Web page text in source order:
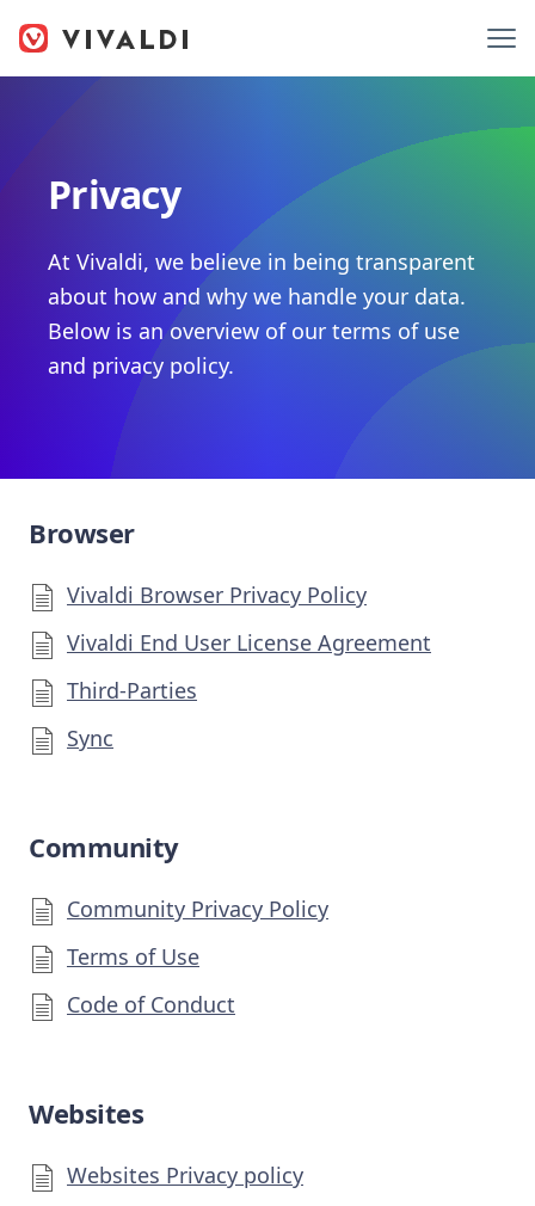
Privacy
At Vivaldi, we believe in being transparent
about how and why we handle your data.
Below is an overview of our terms of use
and privacy policy.
Browser
Vivaldi Browser Privacy Policy
Vivaldi End User License Agreement
Third-Parties
Sync
Community
Community Privacy Policy
Terms of Use
Code of Conduct
Websites
Websites Privacy policy